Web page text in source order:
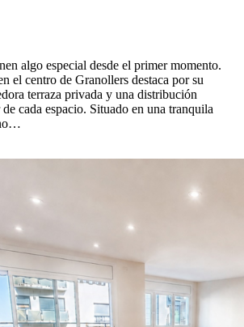
algo especial desde el primer momento.
el centro de Granollers destaca por su
terraza privada y una distribución
cada espacio. Situado en una tranquila